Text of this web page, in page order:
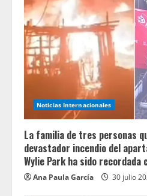
Noticias Internacionales
La familia de tres personas
devastador incendio del
Wylie Park ha sido recordada
Ana Paula García 30 julio